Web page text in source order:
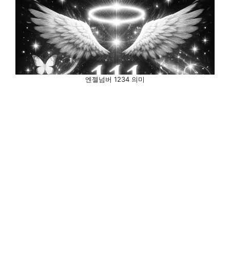
엔젤넘버 1234 의미